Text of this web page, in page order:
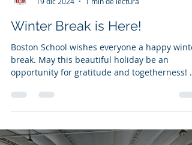
Colegio Boston
19 dic 2024
1 min de lectura
Winter Break is Here!
Boston School wishes everyone a happy
break. May this beautiful holiday be an
💫